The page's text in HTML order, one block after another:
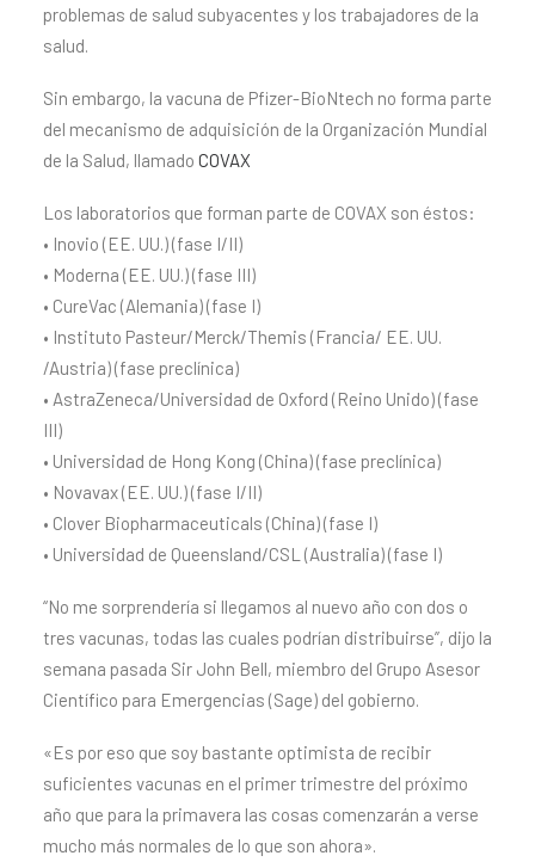
problemas de salud subyacentes y los trabajadores de la
salud.
Sin embargo, la vacuna de Pfizer-BioNtech no forma parte
del mecanismo de adquisición de la Organización Mundial
de la Salud, llamado COVAX
Los laboratorios que forman parte de COVAX son éstos:
• Inovio (EE. UU.) (fase I/II)
• Moderna (EE. UU.) (fase III)
• CureVac (Alemania) (fase I)
• Instituto Pasteur/Merck/Themis (Francia/ EE. UU.
/Austria) (fase preclínica)
• AstraZeneca/Universidad de Oxford (Reino Unido) (fase
III)
• Universidad de Hong Kong (China) (fase preclínica)
• Novavax (EE. UU.) (fase I/II)
• Clover Biopharmaceuticals (China) (fase I)
• Universidad de Queensland/CSL (Australia) (fase I)
“No me sorprendería si llegamos al nuevo año con dos o
tres vacunas, todas las cuales podrían distribuirse”, dijo la
semana pasada Sir John Bell, miembro del Grupo Asesor
Científico para Emergencias (Sage) del gobierno.
«Es por eso que soy bastante optimista de recibir
suficientes vacunas en el primer trimestre del próximo
año que para la primavera las cosas comenzarán a verse
mucho más normales de lo que son ahora».